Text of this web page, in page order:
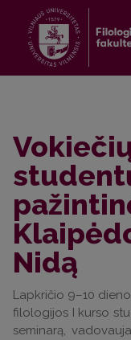
Nidą
Lapkričio 9–10
filologijos I kurso
seminarą,